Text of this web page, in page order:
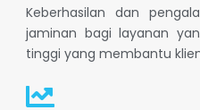
Keberhasilan dan
jaminan bagi layanan
tinggi yang membantu